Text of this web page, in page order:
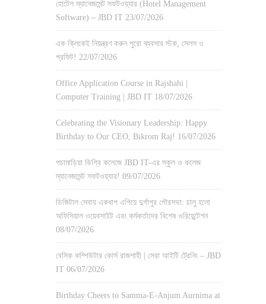
হোটেল ম্যানেজমেন্ট সফটওয়্যার (Hotel Management
Software) – JBD IT 23/07/2026
এক ক্লিকেই নিয়ন্ত্রণ করুন পুরো ব্যবসার স্টক, সেলস ও
প্রফিট! 22/07/2026
Office Application Course in Rajshahi |
Computer Training | JBD IT 18/07/2026
Celebrating the Visionary Leadership: Happy
Birthday to Our CEO, Bikrom Raj! 16/07/2026
পচামাড়িয়া ডিগ্রি কলেজে JBD IT-এর স্কুল ও কলেজ
ম্যানেজমেন্ট সফটওয়্যার! 09/07/2026
ডিজিটাল সেবায় একধাপ এগিয়ে দুর্গাপুর পৌরসভা: চালু হলো
অফিসিয়াল ওয়েবসাইট এবং কর্মকর্তাদের বিশেষ ওরিয়েন্টেশন
08/07/2026
বেসিক কম্পিউটার কোর্স রাজশাহী | সেরা আইটি ট্রেনিং – JBD
IT 06/07/2026
Birthday Cheers to Samma-E-Anjum Aurnima at